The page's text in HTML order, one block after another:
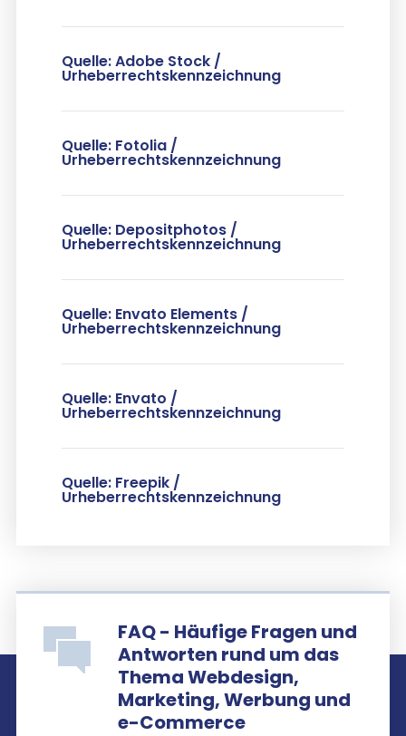
Quelle: Adobe Stock /
Urheberrechtskennzeichnung
Quelle: Fotolia /
Urheberrechtskennzeichnung
Quelle: Depositphotos /
Urheberrechtskennzeichnung
Quelle: Envato Elements /
Urheberrechtskennzeichnung
Quelle: Envato /
Urheberrechtskennzeichnung
Quelle: Freepik /
Urheberrechtskennzeichnung
FAQ - Häufige Fragen und
Antworten rund um das
Thema Webdesign,
Marketing, Werbung und
e-Commerce